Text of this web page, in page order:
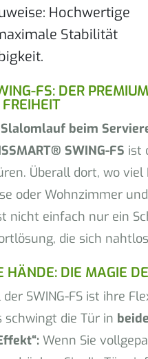
Hochwertige
Stabilität
FS: DER
beim
SWING-FS ist
Überall dort, wo
oder Wohnzimmer
nicht einfach nur ein
die sich
HÄNDE: DIE MAGIE
SWING-FS ist ihre
schwingt die Tür in
Wenn Sie